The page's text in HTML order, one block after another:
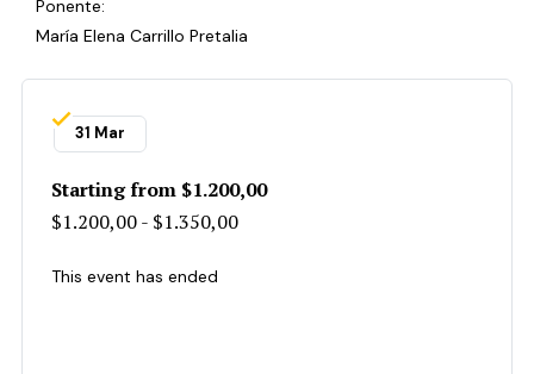
Ponente:
María Elena Carrillo Pretalia
31 Mar
Starting from $1.200,00
$1.200,00 - $1.350,00
This event has ended